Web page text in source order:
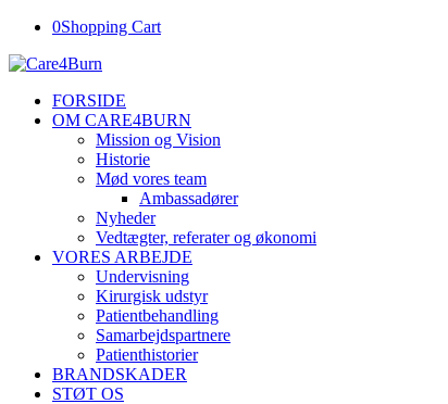
0Shopping Cart
FORSIDE
OM CARE4BURN
Mission og Vision
Historie
Mød vores team
Ambassadører
Nyheder
Vedtægter, referater og økonomi
VORES ARBEJDE
Undervisning
Kirurgisk udstyr
Patientbehandling
Samarbejdspartnere
Patienthistorier
BRANDSKADER
STØT OS